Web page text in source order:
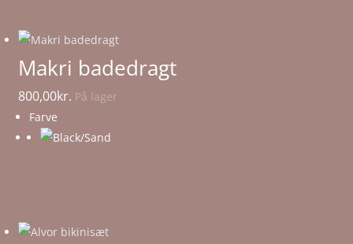
Makri badedragt
800,00kr. På lager
Farve